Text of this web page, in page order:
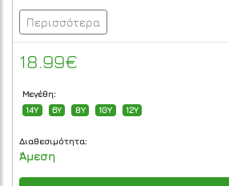
Περισσότερα
18.99€
Μεγέθη:
14Y
6Y 8Y 10Y 12Y
Διαθεσιμότητα:
Άμεση